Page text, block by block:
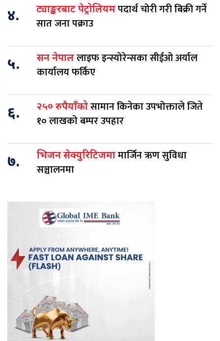
४. ट्याङ्करबाट पेट्रोलियमपदार्थ चोरी गरी बिक्री गर्ने
सात जना पक्राउ
५. सन नेपाललाइफ इन्स्योरेन्सका सीईओ अर्याल
कार्यालय फर्किए
६. २५० रुपैयाँकोसामान किनेका उपभोक्ताले जिते
१० लाखको बम्पर उपहार
७. भिजन सेक्युरिटिजमामार्जिन ऋण सुविधा
सञ्चालनमा